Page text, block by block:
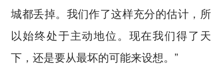
城都丢掉。我们作了这样充分的估计，所
以始终处于主动地位。现在我们得了天
下，还是要从最坏的可能来设想。”